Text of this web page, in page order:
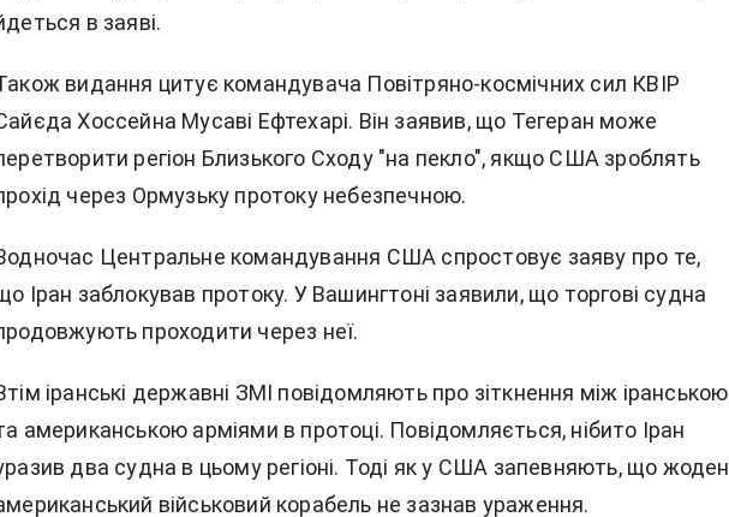
в заяві.
видання цитує командувача Повітряно-космічних сил КВІР
Хоссейна Мусаві Ефтехарі. Він заявив, що Тегеран може
регіон Близького Сходу "на пекло", якщо США зроблять
через Ормузьку протоку небезпечною.
Центральне командування США спростовує заяву про те,
Іран заблокував протоку. У Вашингтоні заявили, що торгові судна
проходити через неї.
іранські державні ЗМІ повідомляють про зіткнення між іранською
американською арміями в протоці. Повідомляється, нібито Іран
два судна в цьому регіоні. Тоді як у США запевняють, що жоден
військовий корабель не зазнав ураження.